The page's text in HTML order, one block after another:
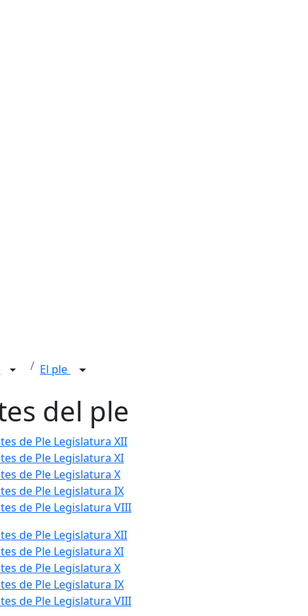
El ple
del ple
de Ple Legislatura XII
de Ple Legislatura XI
de Ple Legislatura X
de Ple Legislatura IX
de Ple Legislatura VIII
de Ple Legislatura XII
de Ple Legislatura XI
de Ple Legislatura X
de Ple Legislatura IX
de Ple Legislatura VIII